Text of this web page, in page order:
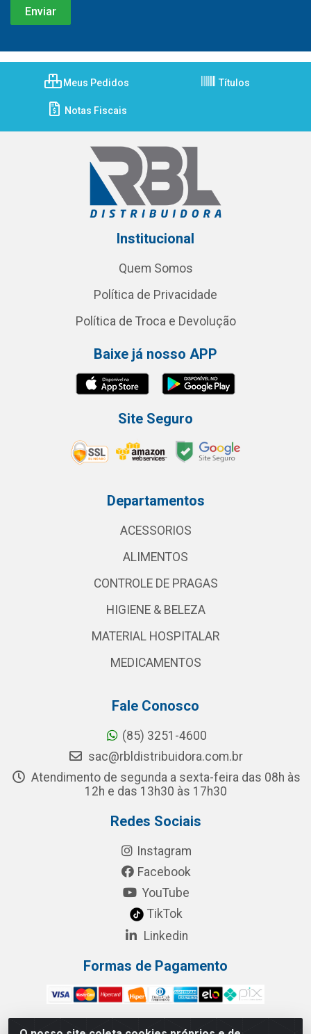
Meus Pedidos Títulos
Notas Fiscais
Institucional
Quem Somos
Política de Privacidade
Política de Troca e Devolução
Baixe já nosso APP
Site Seguro
Departamentos
ACESSORIOS
ALIMENTOS
CONTROLE DE PRAGAS
HIGIENE & BELEZA
MATERIAL HOSPITALAR
MEDICAMENTOS
Fale Conosco
(85) 3251-4600
sac@rbldistribuidora.com.br
Atendimento de segunda a sexta-feira das 08h às
12h e das 13h30 às 17h30
Redes Sociais
Instagram
Facebook
YouTube
TikTok
Linkedin
Formas de Pagamento